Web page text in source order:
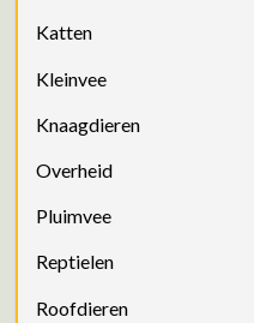
Katten
Kleinvee
Knaagdieren
Overheid
Pluimvee
Reptielen
Roofdieren